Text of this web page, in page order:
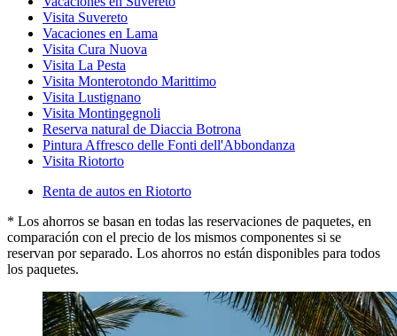
Visita Suvereto
Vacaciones en Lama
Visita Cura Nuova
Visita La Pesta
Visita Monterotondo Marittimo
Visita Lustignano
Visita Montingegnoli
Reserva natural de Diaccia Botrona
Pintura Affresco delle Fonti dell'Abbondanza
Visita Riotorto
Renta de autos en Riotorto
* Los ahorros se basan en todas las reservaciones de paquetes, en
comparación con el precio de los mismos componentes si se
reservan por separado. Los ahorros no están disponibles para todos
los paquetes.